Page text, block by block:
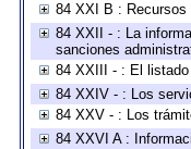
84 XXI B : Recursos
84 XXII - : La
sanciones
84 XXIII - : El
84 XXIV - : Los
84 XXV - : Los
84 XXVI A :